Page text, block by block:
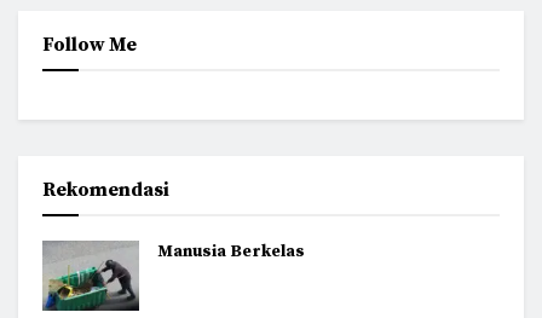
Follow Me
Rekomendasi
Manusia Berkelas